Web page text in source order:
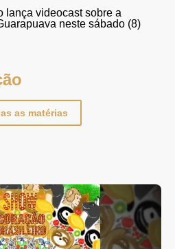
lança videocast sobre a
neste sábado (8)
as matérias